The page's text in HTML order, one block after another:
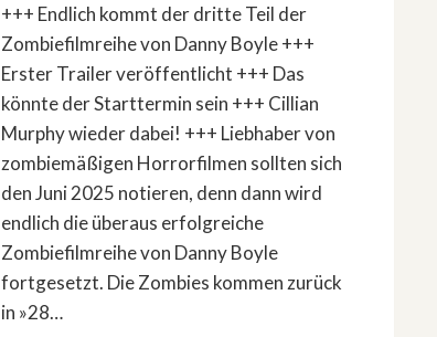
+++ Endlich kommt der dritte Teil der
Zombiefilmreihe von Danny Boyle +++
Erster Trailer veröffentlicht +++ Das
könnte der Starttermin sein +++ Cillian
Murphy wieder dabei! +++ Liebhaber von
zombiemäßigen Horrorfilmen sollten sich
den Juni 2025 notieren, denn dann wird
endlich die überaus erfolgreiche
Zombiefilmreihe von Danny Boyle
fortgesetzt. Die Zombies kommen zurück
in »28…